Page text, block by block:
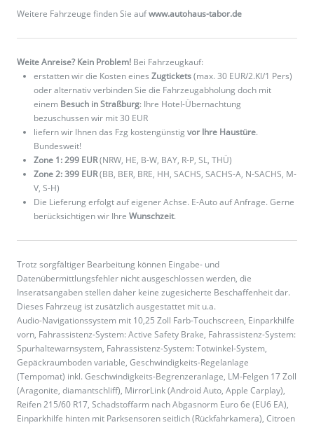
Weitere Fahrzeuge finden Sie aufwww.autohaus-tabor.de
Weite Anreise? Kein Problem! Bei Fahrzeugkauf:
erstatten wir die Kosten eines Zugtickets(max. 30 EUR/2.Kl/1 Pers)
oder alternativ verbinden Sie die Fahrzeugabholung doch mit
einem Besuch in Straßburg: Ihre Hotel-Übernachtung
bezuschussen wir mit 30 EUR
liefern wir Ihnen das Fzg kostengünstig vor Ihre Haustüre.
Bundesweit!
Zone 1: 299 EUR(NRW, HE, B-W, BAY, R-P, SL, THÜ)
Zone 2: 399 EUR(BB, BER, BRE, HH, SACHS, SACHS-A, N-SACHS, M-
V, S-H)
Die Lieferung erfolgt auf eigener Achse. E-Auto auf Anfrage. Gerne
berücksichtigen wir Ihre Wunschzeit.
Trotz sorgfältiger Bearbeitung können Eingabe- und
Datenübermittlungsfehler nicht ausgeschlossen werden, die
Inseratsangaben stellen daher keine zugesicherte Beschaffenheit dar.
Dieses Fahrzeug ist zusätzlich ausgestattet mit u.a.
Audio-Navigationssystem mit 10,25 Zoll Farb-Touchscreen, Einparkhilfe
vorn, Fahrassistenz-System: Active Safety Brake, Fahrassistenz-System:
Spurhaltewarnsystem, Fahrassistenz-System: Totwinkel-System,
Gepäckraumboden variable, Geschwindigkeits-Regelanlage
(Tempomat) inkl. Geschwindigkeits-Begrenzeranlage, LM-Felgen 17 Zoll
(Aragonite, diamantschliff), MirrorLink (Android Auto, Apple Carplay),
Reifen 215/60 R17, Schadstoffarm nach Abgasnorm Euro 6e (EU6 EA),
Einparkhilfe hinten mit Parksensoren seitlich (Rückfahrkamera), Citroen